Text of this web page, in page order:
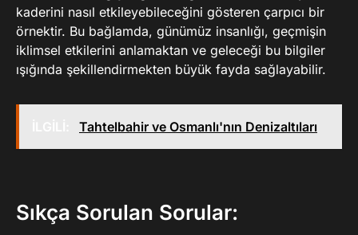
kaderini nasıl etkileyebileceğini gösteren çarpıcı bir
örnektir. Bu bağlamda, günümüz insanlığı, geçmişin
iklimsel etkilerini anlamaktan ve geleceği bu bilgiler
ışığında şekillendirmekten büyük fayda sağlayabilir.
Tahtelbahir ve Osmanlı'nın Denizaltıları
Sıkça Sorulan Sorular: